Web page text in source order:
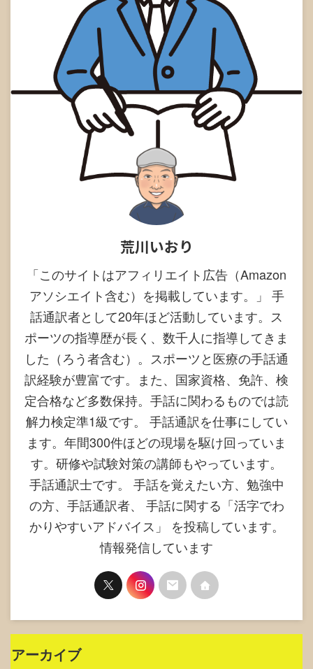
荒川いおり
「このサイトはアフィリエイト広告（Amazon
アソシエイト含む）を掲載しています。」 手
話通訳者として20年ほど活動しています。ス
ポーツの指導歴が長く、数千人に指導してきま
した（ろう者含む）。スポーツと医療の手話通
訳経験が豊富です。また、国家資格、免許、検
定合格など多数保持。手話に関わるものでは読
解力検定準1級です。 手話通訳を仕事にしてい
ます。年間300件ほどの現場を駆け回っていま
す。研修や試験対策の講師もやっています。
手話通訳士です。 手話を覚えたい方、勉強中
の方、手話通訳者、 手話に関する「活字でわ
かりやすいアドバイス」 を投稿しています。
情報発信しています
アーカイブ